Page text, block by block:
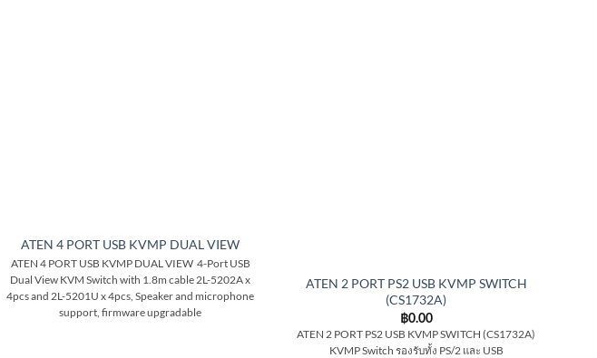
ATEN 4 PORT USB KVMP DUAL VIEW
ATEN 4 PORT USB KVMP DUAL VIEW 4-Port USB
Dual View KVM Switch with 1.8m cable 2L-5202A x
4pcs and 2L-5201U x 4pcs, Speaker and microphone
support, firmware upgradable
ATEN 2 PORT PS2 USB KVMP SWITCH
(CS1732A)
฿0.00
ATEN 2 PORT PS2 USB KVMP SWITCH (CS1732A)
KVMP Switch รองรับทั้ง PS/2 และ USB